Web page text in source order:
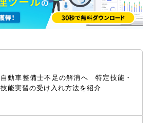
自動車整備士不足の解消へ 特定技能・
技能実習の受け入れ方法を紹介